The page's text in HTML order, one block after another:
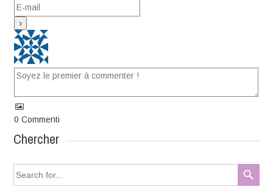
0 Commenti
Chercher
Search
for:
Search Button